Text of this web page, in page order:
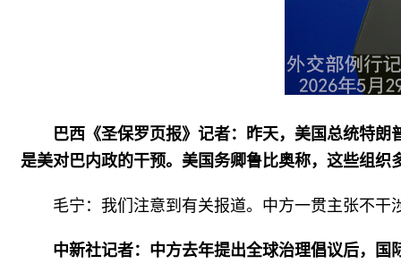
巴西《圣保罗页报》记者：昨天，美国总统特
是美对巴内政的干预。美国务卿鲁比奥称，这些组
毛宁：我们注意到有关报道。中方一贯主张不干
中新社记者：中方去年提出全球治理倡议后，